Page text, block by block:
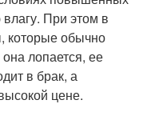
При этом в
которые обычно
лопается, ее
в брак, а
цене.